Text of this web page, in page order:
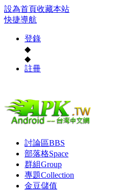
設為首頁收藏本站
快捷導航
登錄
◆
◆
註冊
討論區BBS
部落格Space
群組Group
專題Collection
金豆儲值